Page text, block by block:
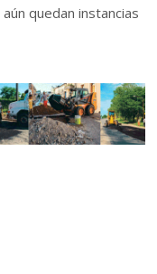
quedan instancias